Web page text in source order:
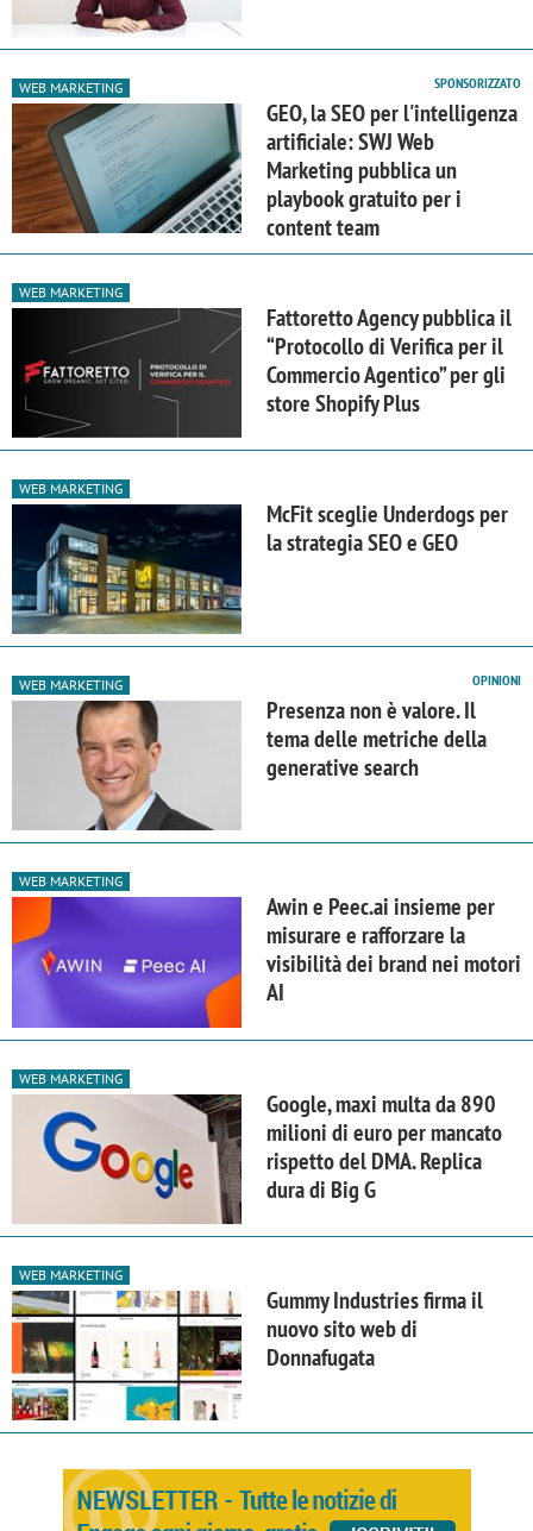
WEB MARKETING SPONSORIZZATO
GEO, la SEO per l'intelligenza
artificiale: SWJ Web
Marketing pubblica un
playbook gratuito per i
content team
WEB MARKETING
Fattoretto Agency pubblica il
“Protocollo di Verifica per il
Commercio Agentico” per gli
store Shopify Plus
WEB MARKETING
McFit sceglie Underdogs per
la strategia SEO e GEO
WEB MARKETING OPINIONI
Presenza non è valore. Il
tema delle metriche della
generative search
WEB MARKETING
Awin e Peec.ai insieme per
misurare e rafforzare la
visibilità dei brand nei motori
AI
WEB MARKETING
Google, maxi multa da 890
milioni di euro per mancato
rispetto del DMA. Replica
dura di Big G
WEB MARKETING
Gummy Industries firma il
nuovo sito web di
Donnafugata